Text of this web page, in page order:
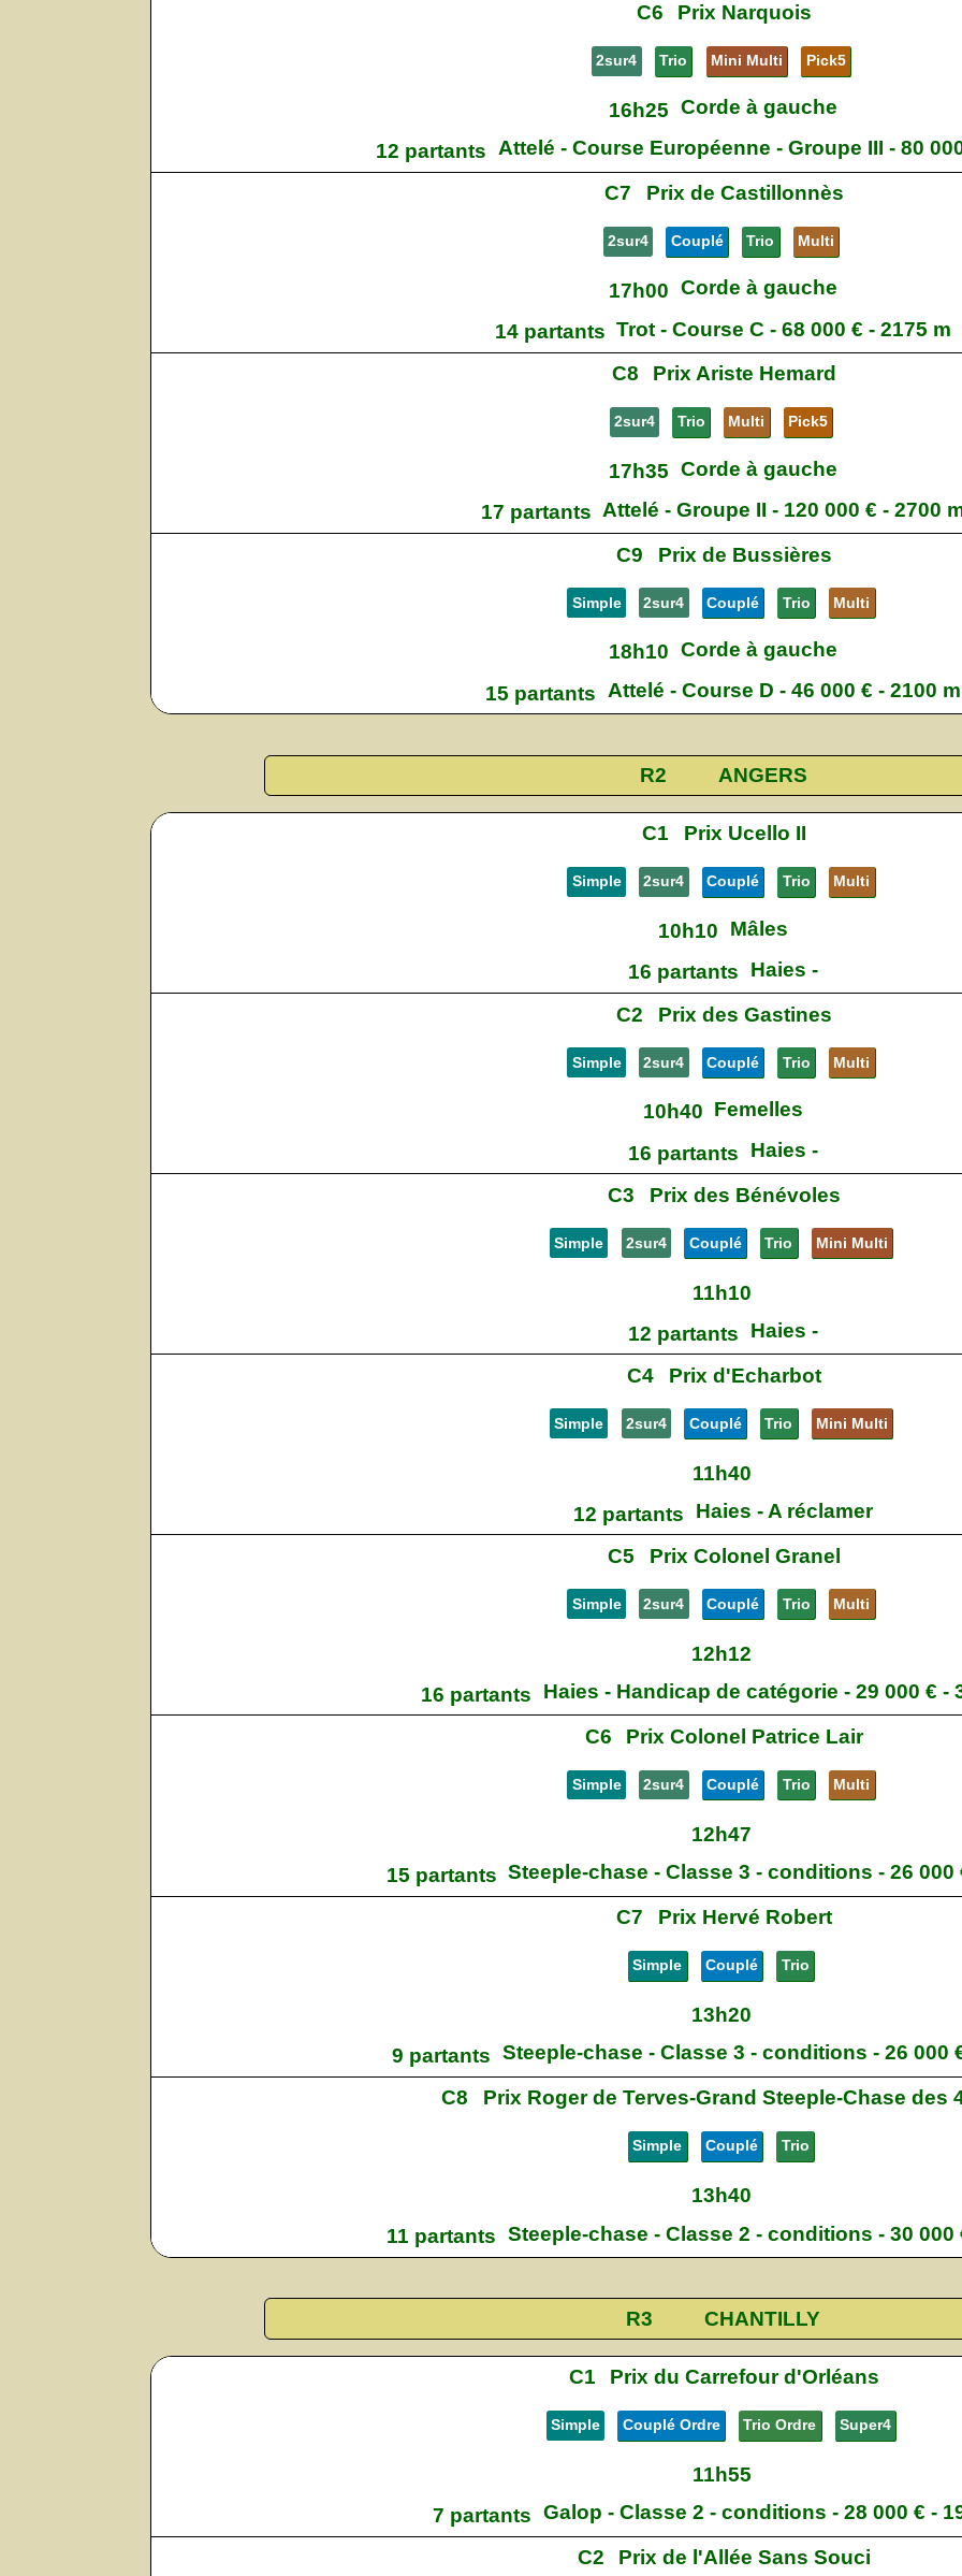
C6
Prix Narquois
2sur4 Trio Mini Multi Pick5
16h25 Corde à gauche
12 partants Attelé - Course Européenne - Groupe III - 80
C7
Prix de Castillonnès
2sur4 Couplé Trio Multi
17h00 Corde à gauche
14 partants Trot - Course C - 68 000 € - 2175 m
C8
Prix Ariste Hemard
2sur4 Trio Multi Pick5
17h35 Corde à gauche
17 partants Attelé - Groupe II - 120 000 € - 2700
C9
Prix de Bussières
Simple 2sur4 Couplé Trio Multi
18h10 Corde à gauche
15 partants
Attelé - Course D - 46 000 € - 2100 m
R2 ANGERS
C1 Prix Ucello II
Simple 2sur4 Couplé Trio Multi
10h10
Mâles
16 partants
Haies -
C2
Prix des Gastines
Simple 2sur4 Couplé Trio Multi
10h40 Femelles
16 partants
Haies -
C3
Prix des Bénévoles
Simple 2sur4 Couplé Trio Mini Multi
11h10
12 partants
Haies -
C4
Prix d'Echarbot
Simple 2sur4 Couplé Trio Mini Multi
11h40
12 partants
Haies - A réclamer
C5
Prix Colonel Granel
Simple 2sur4 Couplé Trio Multi
12h12
16 partants
Haies - Handicap de catégorie - 29 000 € -
C6
Prix Colonel Patrice Lair
Simple 2sur4 Couplé Trio Multi
12h47
15 partants Steeple-chase - Classe 3 - conditions - 26 000
C7
Prix Hervé Robert
Simple Couplé Trio
13h20
9 partants Steeple-chase - Classe 3 - conditions - 26 000
C8
Prix Roger de Terves-Grand Steeple-Chase des
Simple Couplé Trio
13h40
11 partants Steeple-chase - Classe 2 - conditions - 30 000
R3 CHANTILLY
C1 Prix du Carrefour d'Orléans
Simple Couplé Ordre Trio Ordre Super4
11h55
7 partants Galop - Classe 2 - conditions - 28 000 € -
C2
Prix de l'Allée Sans Souci